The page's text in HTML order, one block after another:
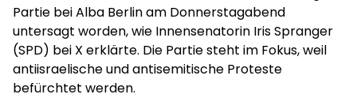
Partie bei Alba Berlin am Donnerstagabend
untersagt worden, wie Innensenatorin Iris Spranger
(SPD) bei X erklärte. Die Partie steht im Fokus, weil
antiisraelische und antisemitische Proteste
befürchtet werden.